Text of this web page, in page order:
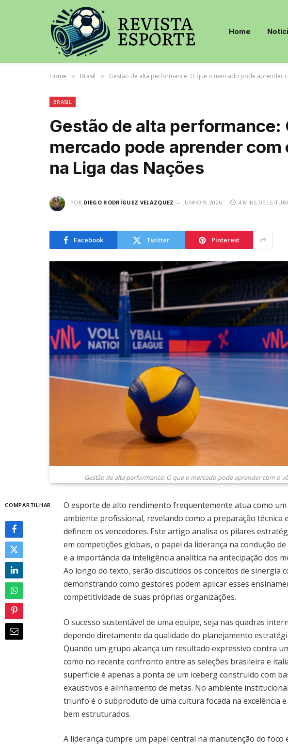
Home
Home » Brasil » Gestão de alta performance: O que o mercado pode aprender
BRASIL
Gestão de alta performance:
mercado pode aprender
na Liga das Nações
POR DIEGO RODRÍGUEZ VELÁZQUEZ JUNHO 9, 2026 4 MINS DE
Facebook Twitter Pinterest
Gestão de alta performance: O que o mercado pode aprender com o
COMPARTILHAR
O esporte de alto rendimento frequentemente atua como
ambiente profissional, revelando como a preparação técnica
definem os vencedores. Este artigo analisa os pilares
em competições globais, o papel da liderança na condução
e a importância da inteligência analítica na antecipação dos
Ao longo do texto, serão discutidos os conceitos de sinergia
demonstrando como gestores podem aplicar esses
competitividade de suas próprias organizações.
O sucesso sustentável de uma equipe, seja nas quadras
depende diretamente da qualidade do planejamento
Quando um grupo alcança um resultado expressivo contra
como no recente confronto entre as seleções brasileira e
superfície é apenas a ponta de um iceberg construído com
exaustivos e alinhamento de metas. No ambiente
triunfo é o subproduto de uma cultura focada na excelência
bem estruturados.
A liderança cumpre um papel central na manutenção do foco